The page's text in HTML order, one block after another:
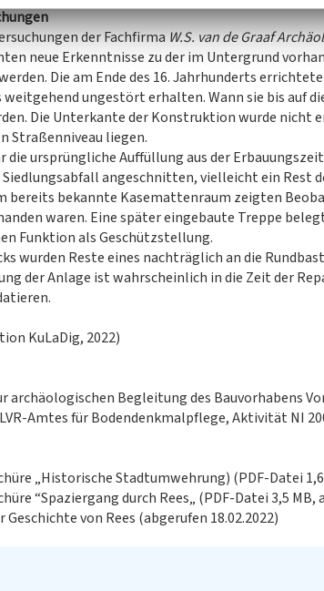
der FachfirmaW.S. van de Graaf
neue Erkenntnisse zu der im Untergrund
Die am Ende des 16. Jahrhunderts
ungestört erhalten. Wann sie bis auf
Die Unterkante der Konstruktion wurde nicht
Straßenniveau liegen.
die ursprüngliche Auffüllung aus der
angeschnitten, vielleicht ein Rest
bereits bekannte Kasemattenraum zeigten
waren. Eine später eingebaute Treppe
Funktion als Geschützstellung.
wurden Reste eines nachträglich an die
der Anlage ist wahrscheinlich in die Zeit der
KuLaDig, 2022)
archäologischen Begleitung des Bauvorhabens
Amtes für Bodendenkmalpflege, Aktivität NI
„Historische Stadtumwehrung) (PDF-Datei
“Spaziergang durch Rees„ (PDF-Datei 3,5 MB,
Geschichte von Rees (abgerufen 18.02.2022)